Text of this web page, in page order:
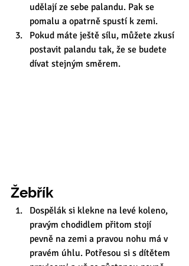
udělají ze sebe palandu. Pak se
pomalu a opatrně spustí k zemi.
Pokud máte ještě sílu, můžete zkusí
postavit palandu tak, že se budete
dívat stejným směrem.
Žebřík
Dospělák si klekne na levé koleno,
pravým chodidlem přitom stojí
pevně na zemi a pravou nohu má v
pravém úhlu. Potřesou si s dítětem